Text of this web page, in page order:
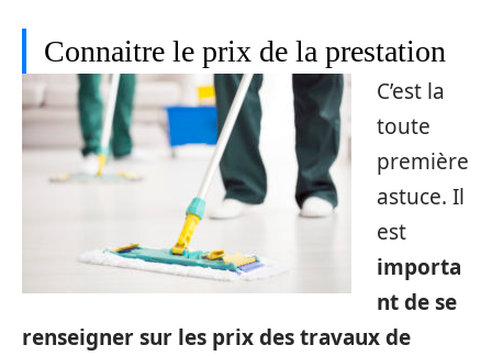
Connaitre le prix de la prestation
C’est la
toute
première
astuce. Il
est
importa
nt de se
renseigner sur les prix des travaux de